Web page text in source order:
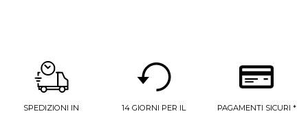
SPEDIZIONI IN
14 GIORNI PER IL
PAGAMENTI SICURI *